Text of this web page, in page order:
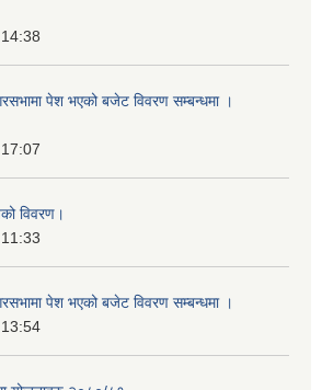
पेश भएको बजेट विवरण सम्बन्धमा ।
विवरण।
पेश भएको बजेट विवरण सम्बन्धमा ।